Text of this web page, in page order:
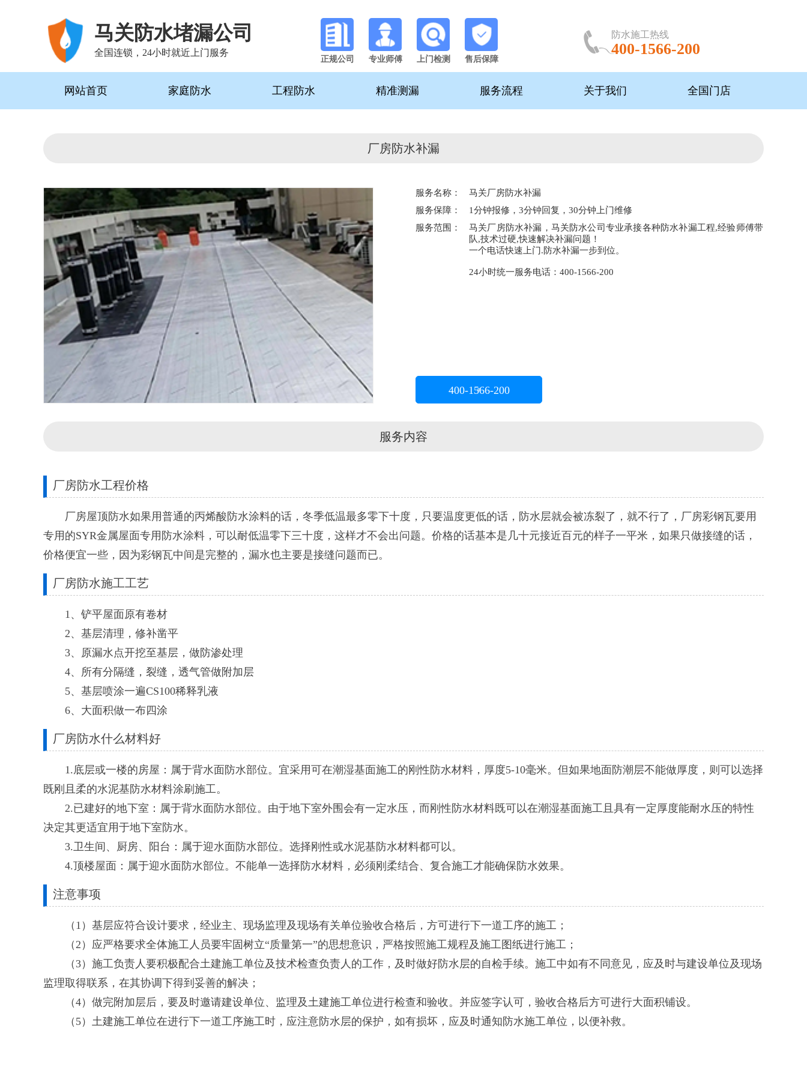
马关防水堵漏公司
全国连锁，24小时就近上门服务
正规公司 专业师傅 上门检测 售后保障
防水施工热线
400-1566-200
网站首页 家庭防水 工程防水 精准测漏 服务流程 关于我们 全国门店
厂房防水补漏
服务名称：
马关厂房防水补漏
服务保障：
1分钟报修，3分钟回复，30分钟上门维修
服务范围：
马关厂房防水补漏，马关防水公司专业承接各种防水补漏工程,经验师傅带
队,技术过硬,快速解决补漏问题！
一个电话快速上门.防水补漏一步到位。
24小时统一服务电话：400-1566-200
400-1566-200
服务内容
厂房防水工程价格
厂房屋顶防水如果用普通的丙烯酸防水涂料的话，冬季低温最多零下十度，只要温度更低的话，防水层就会被冻裂了，就不行了，厂房彩钢瓦要用
专用的SYR金属屋面专用防水涂料，可以耐低温零下三十度，这样才不会出问题。价格的话基本是几十元接近百元的样子一平米，如果只做接缝的话，
价格便宜一些，因为彩钢瓦中间是完整的，漏水也主要是接缝问题而已。
厂房防水施工工艺
1、铲平屋面原有卷材
2、基层清理，修补凿平
3、原漏水点开挖至基层，做防渗处理
4、所有分隔缝，裂缝，透气管做附加层
5、基层喷涂一遍CS100稀释乳液
6、大面积做一布四涂
厂房防水什么材料好
1.底层或一楼的房屋：属于背水面防水部位。宜采用可在潮湿基面施工的刚性防水材料，厚度5-10毫米。但如果地面防潮层不能做厚度，则可以选择
既刚且柔的水泥基防水材料涂刷施工。
2.已建好的地下室：属于背水面防水部位。由于地下室外围会有一定水压，而刚性防水材料既可以在潮湿基面施工且具有一定厚度能耐水压的特性
决定其更适宜用于地下室防水。
3.卫生间、厨房、阳台：属于迎水面防水部位。选择刚性或水泥基防水材料都可以。
4.顶楼屋面：属于迎水面防水部位。不能单一选择防水材料，必须刚柔结合、复合施工才能确保防水效果。
注意事项
（1）基层应符合设计要求，经业主、现场监理及现场有关单位验收合格后，方可进行下一道工序的施工；
（2）应严格要求全体施工人员要牢固树立“质量第一”的思想意识，严格按照施工规程及施工图纸进行施工；
（3）施工负责人要积极配合土建施工单位及技术检查负责人的工作，及时做好防水层的自检手续。施工中如有不同意见，应及时与建设单位及现场
监理取得联系，在其协调下得到妥善的解决；
（4）做完附加层后，要及时邀请建设单位、监理及土建施工单位进行检查和验收。并应签字认可，验收合格后方可进行大面积铺设。
（5）土建施工单位在进行下一道工序施工时，应注意防水层的保护，如有损坏，应及时通知防水施工单位，以便补救。